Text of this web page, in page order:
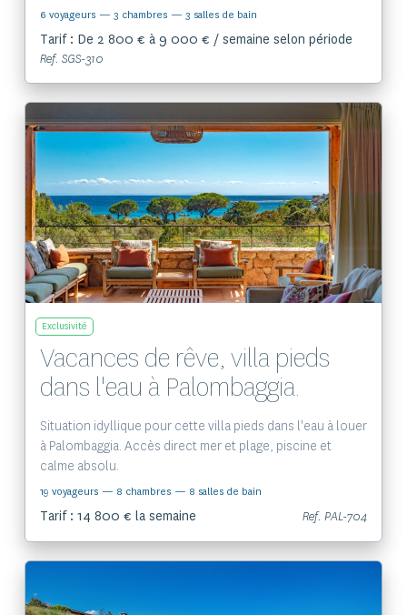
6 voyageurs — 3 chambres — 3 salles de bain
Tarif : De 2 800 € à 9 000 € / semaine selon période
Ref. SGS-310
Voir le bien
Exclusivité
Vacances de rêve, villa pieds
dans l'eau à Palombaggia.
Situation idyllique pour cette villa pieds dans l'eau à louer
à Palombaggia. Accès direct mer et plage, piscine et
calme absolu.
19 voyageurs — 8 chambres — 8 salles de bain
Tarif : 14 800 € la semaine Ref. PAL-704